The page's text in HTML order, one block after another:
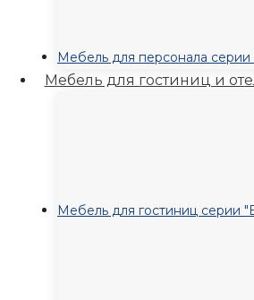
Мебель для персонала
Мебель для гостиниц и
Мебель для гостиниц серии